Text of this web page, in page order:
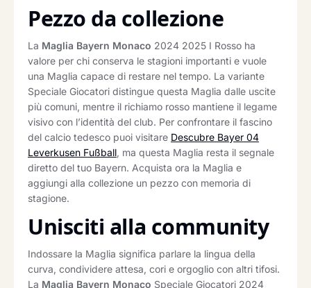
Pezzo da collezione
La Maglia Bayern Monaco 2024 2025 I Rosso ha
valore per chi conserva le stagioni importanti e vuole
una Maglia capace di restare nel tempo. La variante
Speciale Giocatori distingue questa Maglia dalle uscite
più comuni, mentre il richiamo rosso mantiene il legame
visivo con l’identità del club. Per confrontare il fascino
del calcio tedesco puoi visitare Descubre Bayer 04
Leverkusen Fußball, ma questa Maglia resta il segnale
diretto del tuo Bayern. Acquista ora la Maglia e
aggiungi alla collezione un pezzo con memoria di
stagione.
Unisciti alla community
Indossare la Maglia significa parlare la lingua della
curva, condividere attesa, cori e orgoglio con altri tifosi.
La Maglia Bayern Monaco Speciale Giocatori 2024